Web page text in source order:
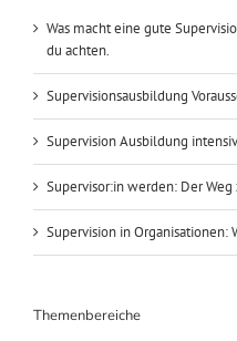
Was macht eine gute
du achten.
Supervisionsausbildung
Supervision Ausbildung
Supervisor:in werden: Der
Supervision in Organisationen:
Themenbereiche